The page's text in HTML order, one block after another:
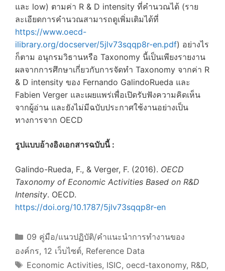
และ low) ตามค่า R & D intensity ที่คำนวณได้ (ราย
ละเอียดการคำนวณสามารถดูเพิ่มเติมได้ที่
https://www.oecd-
ilibrary.org/docserver/5jlv73sqqp8r-en.pdf) อย่างไร
ก็ตาม อนุกรมวิธานหรือ Taxonomy นี้เป็นเพียงรายงาน
ผลจากการศึกษาเกี่ยวกับการจัดทำ Taxonomy จากค่า R
& D intensity ของ Fernando GalindoRueda และ
Fabien Verger และเผยแพร่เพื่อเปิดรับฟังความคิดเห็น
จากผู้อ่าน และยังไม่มีฉบับประกาศใช้งานอย่างเป็น
ทางการจาก OECD
รูปแบบอ้างอิงเอกสารฉบับนี้ :
Galindo-Rueda, F., & Verger, F. (2016). OECD
Taxonomy of Economic Activities Based on R&D
Intensity. OECD.
https://doi.org/10.1787/5jlv73sqqp8r-en
Categories
09 คู่มือ/แนวปฏิบัติ/คำแนะนำการทำงานของ
องค์กร, 12 เว็บไซต์, Reference Data
Tags
Economic Activities, ISIC, oecd-taxonomy, R&D,